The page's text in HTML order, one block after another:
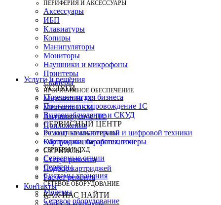
ПЕРИФЕРИЯ И АКСЕССУАРЫ
Аксессуары
ИБП
Клавиатуры
Копиры
Манипуляторы
Мониторы
Наушники и микрофоны
Принтеры
Сканеры
ПРОГРАММНОЕ ОБЕСПЕЧЕНИЕ
Microsoft BOX
Microsoft OEM
Антивирусное ПО
Приложения
РАСХОДНЫЕ МАТЕРИАЛЫ
Картриджи, барабаны, тонеры
СЕРВЕРЫ И СХД
Серверные опции
Серверы
Системы хранения
СЕТЕВОЕ ОБОРУДОВАНИЕ
Модемы
Сетевое оборудование
Услуги и решения
УСЛУГИ
IT-решения для бизнеса
Поставка и сопровождение 1C
Видеонаблюдение и СКУД
СЕРВИСНЫЙ ЦЕНТР
Ремонт компьютерной и цифровой техники
Обслуживание оргтехники
СЕРВИСЫ
Статус ремонта
Подбор картриджей
Расчет ремонта
Контакты
КАК НАС НАЙТИ